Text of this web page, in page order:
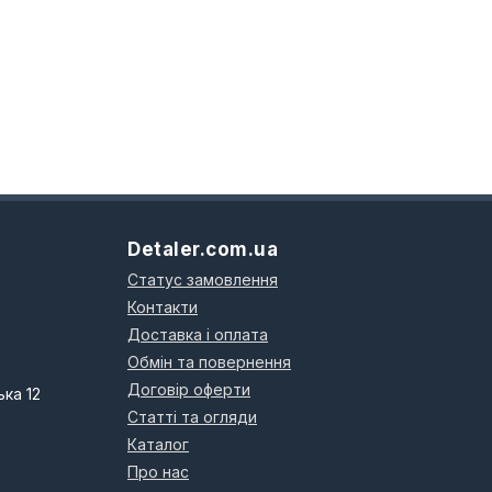
12
Detaler.com.ua
Статус замовлення
Контакти
Доставка і оплата
Обмін та повернення
Договір оферти
Статті та огляди
Каталог
Про нас